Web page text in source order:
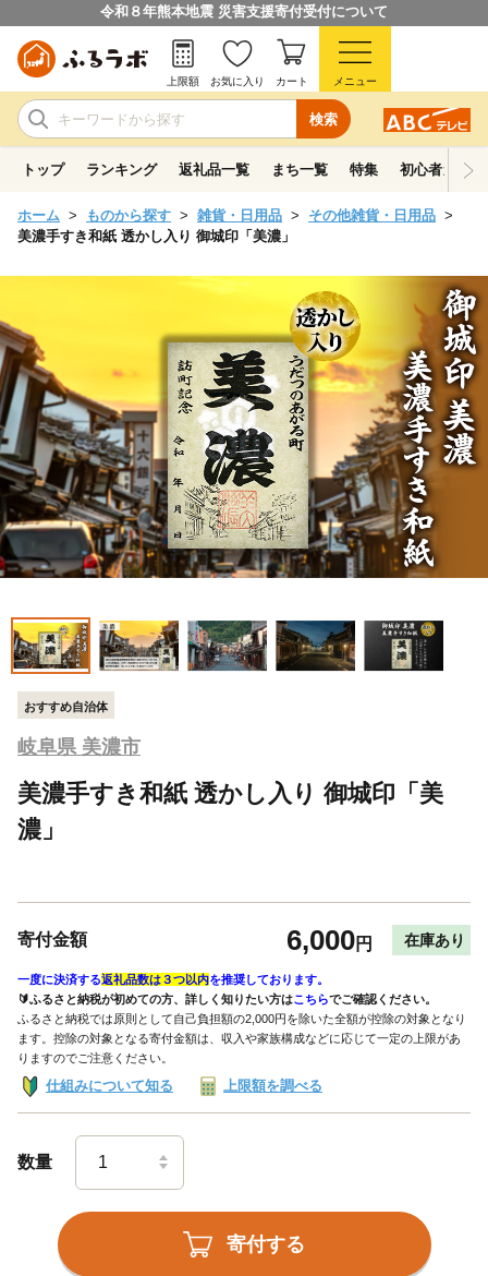
令和８年熊本地震 災害支援寄付受付について
検索
上限額 お気に入り カート メニュー
トップ ランキング 返礼品一覧 まち一覧 特集 初心者ガイド
ホーム ものから探す 雑貨・日用品
その他雑貨・日用品
美濃手すき和紙 透かし入り 御城印「美濃」
おすすめ自治体
岐阜県 美濃市
美濃手すき和紙 透かし入り 御城印「美
濃」
寄付金額 6,000円 在庫あり
一度に決済する返礼品数は３つ以内を推奨しております。
🔰ふるさと納税が初めての方、詳しく知りたい方はこちらでご確認ください。
ふるさと納税では原則として自己負担額の2,000円を除いた全額が控除の対象となり
ます。控除の対象となる寄付金額は、収入や家族構成などに応じて一定の上限があ
りますのでご注意ください。
仕組みについて知る 上限額を調べる
数量
寄付する